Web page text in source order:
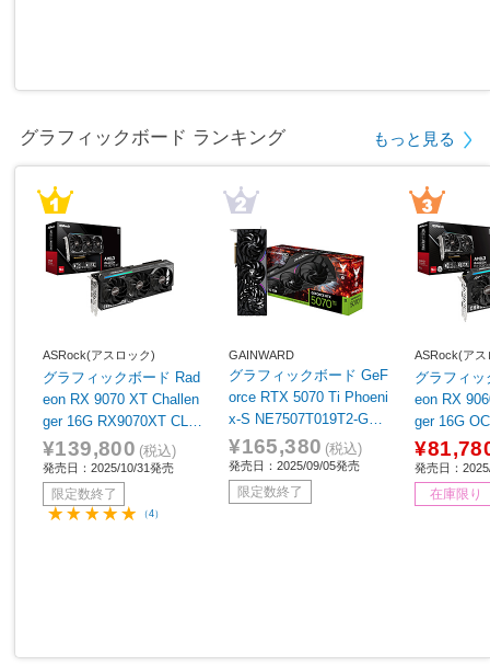
グラフィックボード ランキング もっと見る
ASRock(アスロック)
グラフィックボード Rad
eon RX 9070 XT Challen
ger 16G RX9070XT CL 1
6G ［Radeon RXシリー
ズ /16GB］
¥139,800 (税込)
発売日：2025/10/31発売
限定数終了
（4）
GAINWARD
グラフィックボード GeF
orce RTX 5070 Ti Phoeni
x-S NE7507T019T2-GB2
031K ［GeForce RTXシ
リーズ /16GB］
¥165,380 (税込)
発売日：2025/09/05発売
限定数終了
ASRock(アス
グラフィ
eon RX
ger 16G OC
CL 16GO
シリーズ /
発売日：
在庫限り